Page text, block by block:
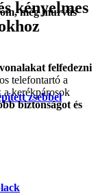
kényelmes
felfedezni
telefontartó a
a kerékpárosok
biztonságot és
még murvás
zsebbel